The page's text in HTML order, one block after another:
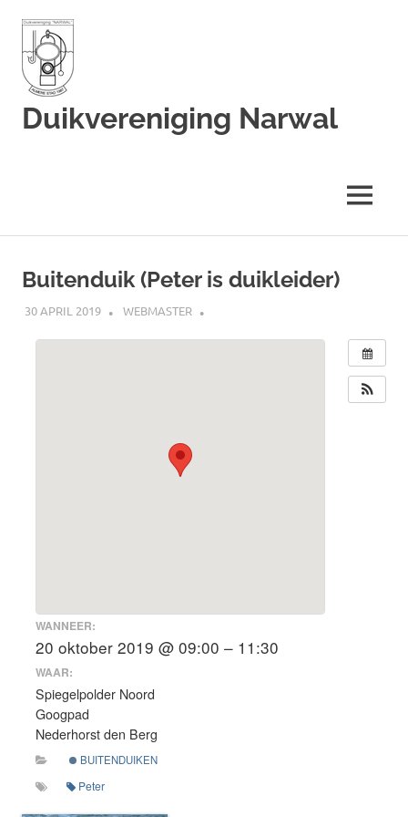
inhoud
Duikvereniging Narwal
MENU
Buitenduik (Peter is duikleider)
30 APRIL 2019 WEBMASTER
WANNEER:
20 oktober 2019 @ 09:00 – 11:30
WAAR:
Spiegelpolder Noord
Googpad
Nederhorst den Berg
BUITENDUIKEN
Peter